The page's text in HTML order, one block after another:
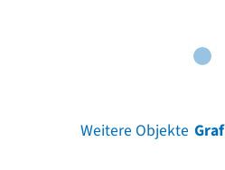
Weitere Objekte